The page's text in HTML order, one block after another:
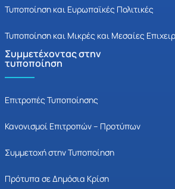
Τυποποίηση και Ευρωπαϊκές Πολιτικές
Τυποποίηση και Μικρές και Μεσαίες
Συμμετέχοντας στην
τυποποίηση
Επιτροπές Τυποποίησης
Κανονισμοί Επιτροπών – Προτύπων
Συμμετοχή στην Τυποποίηση
Πρότυπα σε Δημόσια Κρίση